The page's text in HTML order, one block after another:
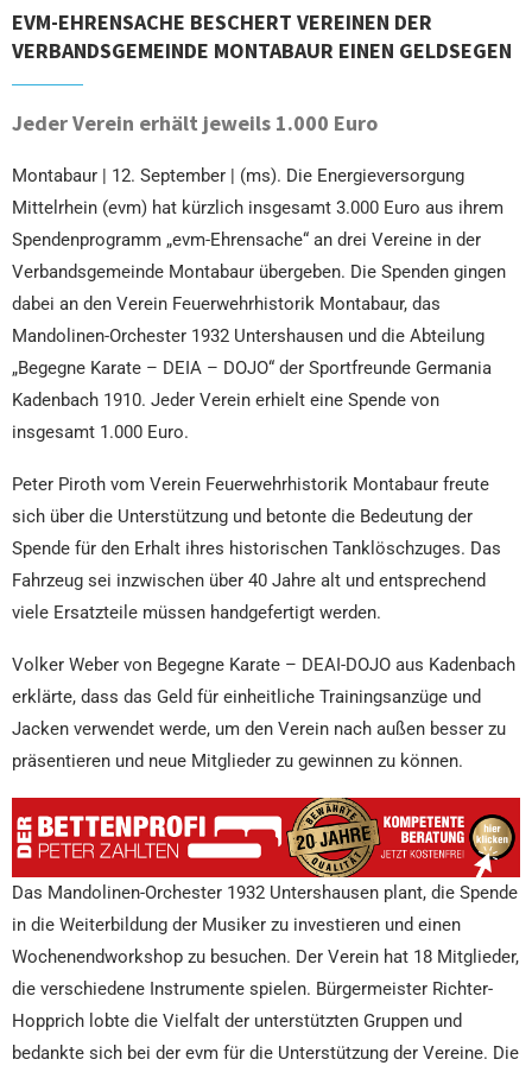
EVM-EHRENSACHE BESCHERT VEREINEN DER
VERBANDSGEMEINDE MONTABAUR EINEN GELDSEGEN
Jeder Verein erhält jeweils 1.000 Euro
Montabaur | 12. September | (ms). Die Energieversorgung
Mittelrhein (evm) hat kürzlich insgesamt 3.000 Euro aus ihrem
Spendenprogramm „evm-Ehrensache“ an drei Vereine in der
Verbandsgemeinde Montabaur übergeben. Die Spenden gingen
dabei an den Verein Feuerwehrhistorik Montabaur, das
Mandolinen-Orchester 1932 Untershausen und die Abteilung
„Begegne Karate – DEIA – DOJO“ der Sportfreunde Germania
Kadenbach 1910. Jeder Verein erhielt eine Spende von
insgesamt 1.000 Euro.
Peter Piroth vom Verein Feuerwehrhistorik Montabaur freute
sich über die Unterstützung und betonte die Bedeutung der
Spende für den Erhalt ihres historischen Tanklöschzuges. Das
Fahrzeug sei inzwischen über 40 Jahre alt und entsprechend
viele Ersatzteile müssen handgefertigt werden.
Volker Weber von Begegne Karate – DEAI-DOJO aus Kadenbach
erklärte, dass das Geld für einheitliche Trainingsanzüge und
Jacken verwendet werde, um den Verein nach außen besser zu
präsentieren und neue Mitglieder zu gewinnen zu können.
Das Mandolinen-Orchester 1932 Untershausen plant, die Spende
in die Weiterbildung der Musiker zu investieren und einen
Wochenendworkshop zu besuchen. Der Verein hat 18 Mitglieder,
die verschiedene Instrumente spielen. Bürgermeister Richter-
Hopprich lobte die Vielfalt der unterstützten Gruppen und
bedankte sich bei der evm für die Unterstützung der Vereine. Die